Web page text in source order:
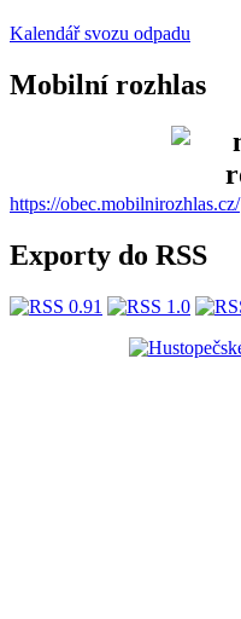
Kalendář svozu odpadu
Mobilní rozhlas
https://obec.mobilnirozhlas.cz/
Exporty do RSS